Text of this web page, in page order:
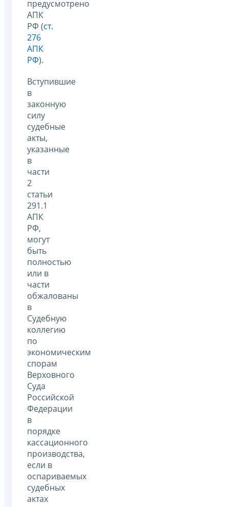
предусмотрено
АПК
РФ (ст.
276
АПК
РФ).
Вступившие
в
законную
силу
судебные
акты,
указанные
в
части
2
статьи
291.1
АПК
РФ,
могут
быть
полностью
или в
части
обжалованы
в
Судебную
коллегию
по
экономическим
спорам
Верховного
Суда
Российской
Федерации
в
порядке
кассационного
производства,
если в
оспариваемых
судебных
актах